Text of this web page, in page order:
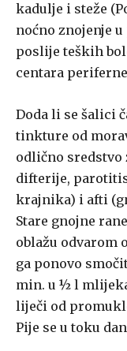
kadulje i steže
noćno znojenje
poslije teških
centara
Doda li se šalici
tinkture od
odlično sredstvo
difterije,
krajnika) i afti
Stare gnojne
oblažu odvarom
ga ponovo
min. u ½ l
liječi od
Pije se u toku